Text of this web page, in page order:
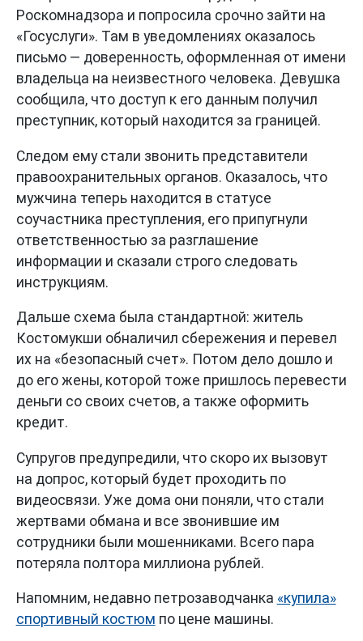
Роскомнадзора и попросила срочно зайти на
«Госуслуги». Там в уведомлениях оказалось
письмо — доверенность, оформленная от имени
владельца на неизвестного человека. Девушка
сообщила, что доступ к его данным получил
преступник, который находится за границей.
Следом ему стали звонить представители
правоохранительных органов. Оказалось, что
мужчина теперь находится в статусе
соучастника преступления, его припугнули
ответственностью за разглашение
информации и сказали строго следовать
инструкциям.
Дальше схема была стандартной: житель
Костомукши обналичил сбережения и перевел
их на «безопасный счет». Потом дело дошло и
до его жены, которой тоже пришлось перевести
деньги со своих счетов, а также оформить
кредит.
Супругов предупредили, что скоро их вызовут
на допрос, который будет проходить по
видеосвязи. Уже дома они поняли, что стали
жертвами обмана и все звонившие им
сотрудники были мошенниками. Всего пара
потеряла полтора миллиона рублей.
Напомним, недавно петрозаводчанка «купила»
спортивный костюм по цене машины.